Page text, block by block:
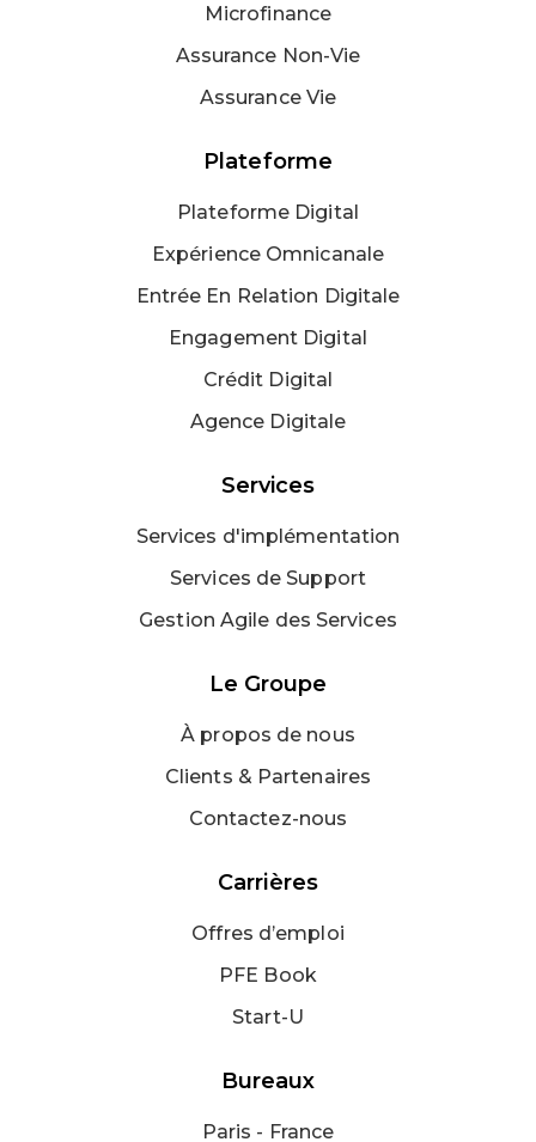
Microfinance
Assurance Non-Vie
Assurance Vie
Plateforme
Plateforme Digital
Expérience Omnicanale
Entrée En Relation Digitale
Engagement Digital
Crédit Digital
Agence Digitale
Services
Services d'implémentation
Services de Support
Gestion Agile des Services
Le Groupe
À propos de nous
Clients & Partenaires
Contactez-nous
Carrières
Offres d’emploi
PFE Book
Start-U
Bureaux
Paris - France